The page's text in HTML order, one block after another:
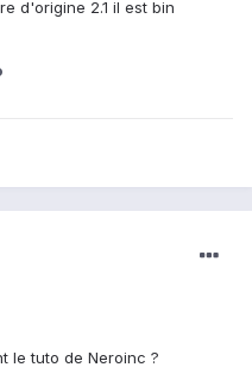
d'origine 2.1 il est bin
le tuto de Neroinc ?